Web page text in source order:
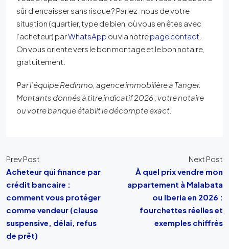
sûr d’encaisser sans risque ? Parlez-nous de votre
situation (quartier, type de bien, où vous en êtes avec
l’acheteur) parWhatsApp ou via notrepage contact
On vous oriente vers le bon montage et le bon notaire,
gratuitement.
Par l’équipe Redinmo, agence immobilière à Tanger.
Montants donnés à titre indicatif 2026 ; votre notaire
ou votre banque établit le décompte exact.
Prev Post
Acheteur qui finance par
crédit bancaire :
comment vous protéger
comme vendeur (clause
suspensive, délai, refus
de prêt)
Next Post
À quel prix vendre mon
appartement à Malabata
ou Iberia en 2026 :
fourchettes réelles et
exemples chiffrés